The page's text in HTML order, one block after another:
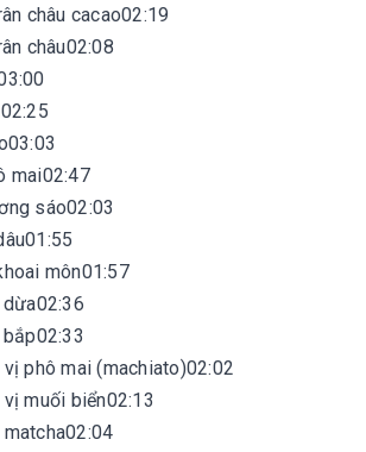
châu cacao02:19
châu02:08
mai02:47
sáo02:03
môn01:57
dừa02:36
bắp02:33
phô mai (machiato)02:02
muối biển02:13